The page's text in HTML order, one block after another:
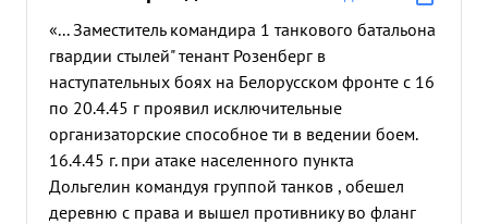
«... Заместитель командира 1 танкового батальона
гвардии стылей" тенант Розенберг в
наступательных боях на Белорусском фронте с 16
по 20.4.45 г проявил исключительные
организаторские способное ти в ведении боем.
16.4.45 г. при атаке населенного пункта
Дольгелин командуя группой танков , обешел
деревню с права и вышел противнику во фланг